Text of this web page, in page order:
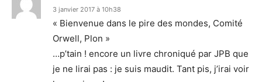
3 janvier 2017 à 10h38
« Bienvenue dans le pire des mondes, Comité
Orwell, Plon »
…p’tain ! encore un livre chroniqué par JPB que
je ne lirai pas : je suis maudit. Tant pis, j’irai voir